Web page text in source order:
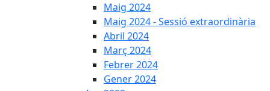
Maig 2024
Maig 2024 - Sessió extraordinària
Abril 2024
Març 2024
Febrer 2024
Gener 2024